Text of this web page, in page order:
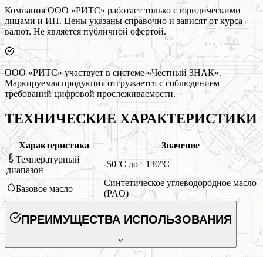
Компания ООО «РИТС» работает только с юридическими
лицами и ИП. Цены указаны справочно и зависят от курса
валют. Не является публичной офертой.
ООО «РИТС» участвует в системе «Честный ЗНАК».
Маркируемая продукция отгружается с соблюдением
требований цифровой прослеживаемости.
ТЕХНИЧЕСКИЕ ХАРАКТЕРИСТИКИ
Характеристика
Значение
Температурный
диапазон
-50°C до +130°C
Базовое масло
Синтетическое углеводородное масло
(PAO)
ПРЕИМУЩЕСТВА ИСПОЛЬЗОВАНИЯ